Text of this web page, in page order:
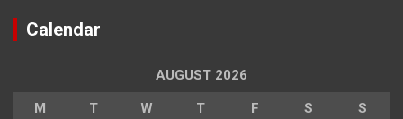
Calendar
AUGUST 2026
M T W T F S S